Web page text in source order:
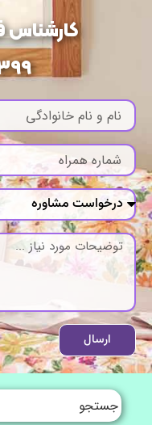
کارشناس
ارسال